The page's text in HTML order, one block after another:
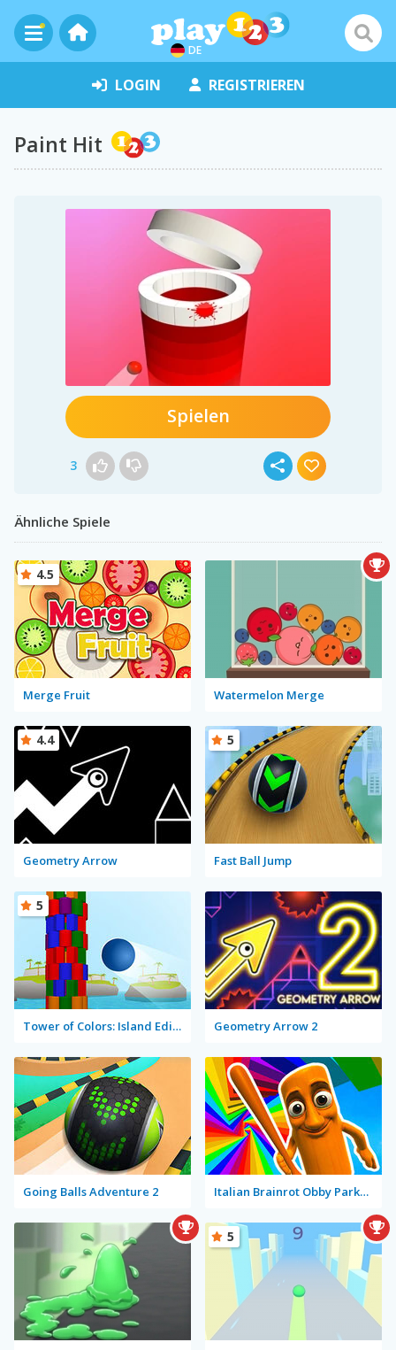
DE
LOGIN REGISTRIEREN
Paint Hit
Spielen
3
Ähnliche Spiele
Merge Fruit
4.5
Watermelon Merge
Geometry Arrow
4.4
Fast Ball Jump
5
Tower of Colors: Island Edition
5
Geometry Arrow 2
Going Balls Adventure 2 Italian Brainrot Obby Parkour
5